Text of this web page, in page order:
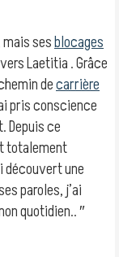
sesblocages
Laetitia . Grâce
decarrière
pris conscience
Depuis ce
totalement
découvert une
paroles, j’ai
quotidien.. ″